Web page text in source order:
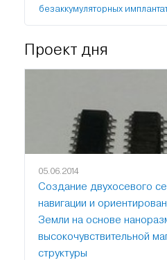
безаккумуляторных
Проект дня
05.06.2014
Создание двухосевого
навигации и
Земли на основе
высокочувствительной
структуры